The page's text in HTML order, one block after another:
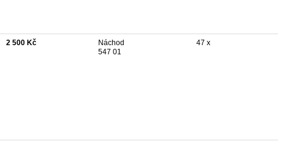
2 500 Kč
Náchod
547 01
47 x